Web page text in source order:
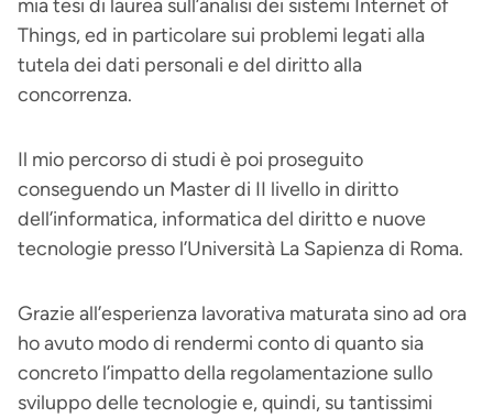
mia tesi di laurea sull’analisi dei sistemi Internet of
Things, ed in particolare sui problemi legati alla
tutela dei dati personali e del diritto alla
concorrenza.
Il mio percorso di studi è poi proseguito
conseguendo un Master di II livello in diritto
dell’informatica, informatica del diritto e nuove
tecnologie presso l’Università La Sapienza di Roma.
Grazie all’esperienza lavorativa maturata sino ad ora
ho avuto modo di rendermi conto di quanto sia
concreto l’impatto della regolamentazione sullo
sviluppo delle tecnologie e, quindi, su tantissimi